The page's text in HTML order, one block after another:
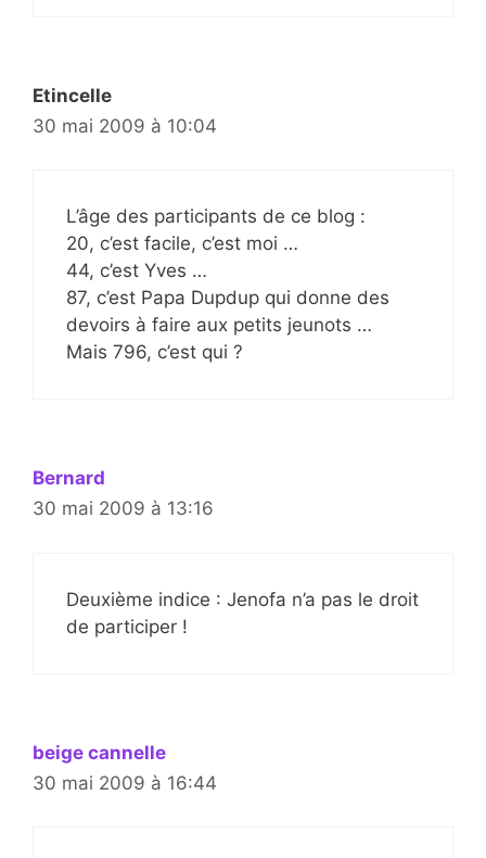
Etincelle
30 mai 2009 à 10:04
L’âge des participants de ce blog :
20, c’est facile, c’est moi …
44, c’est Yves …
87, c’est Papa Dupdup qui donne des
devoirs à faire aux petits jeunots …
Mais 796, c’est qui ?
Bernard
30 mai 2009 à 13:16
Deuxième indice : Jenofa n’a pas le droit
de participer !
beige cannelle
30 mai 2009 à 16:44